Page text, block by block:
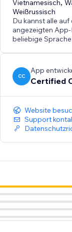
Vietnamesisch,
Weißrussisch
Du kannst alle
angezeigten
beliebige
CC
App
Certified
Website
Support